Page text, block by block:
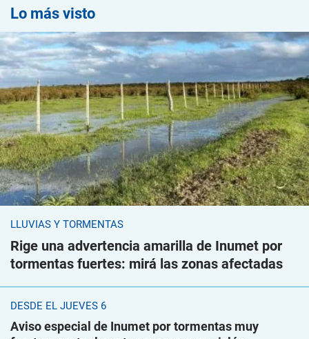
Lo más visto
LLUVIAS Y TORMENTAS
Rige una advertencia amarilla de Inumet por
tormentas fuertes: mirá las zonas afectadas
DESDE EL JUEVES 6
Aviso especial de Inumet por tormentas muy